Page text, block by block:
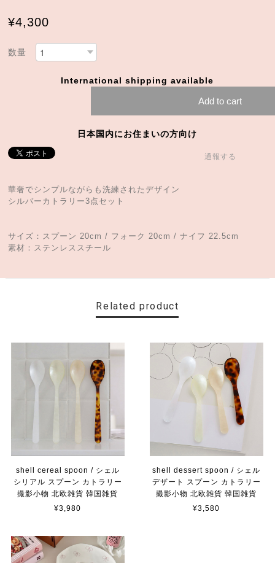
¥4,300
数量
International shipping available
Add to cart
日本国内にお住まいの方向け
通報する
華奢でシンプルながらも洗練されたデザイン
シルバーカトラリー3点セット
サイズ：スプーン 20cm / フォーク 20cm / ナイフ 22.5cm
素材：ステンレススチール
Related product
shell cereal spoon / シェル
シリアル スプーン カトラリー
撮影小物 北欧雑貨 韓国雑貨
¥3,980
shell dessert spoon / シェル
デザート スプーン カトラリー
撮影小物 北欧雑貨 韓国雑貨
¥3,580